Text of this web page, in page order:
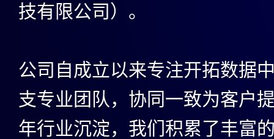
技有限公司）。
公司自成立以来专注开拓数据
支专业团队，协同一致为客户
年行业沉淀，我们积累了丰富